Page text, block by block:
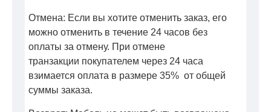
Отмена: Если вы хотите отменить заказ, его
можно отменить в течение 24 часов без
оплаты за отмену. При отмене
транзакции покупателем через 24 часа
взимается оплата в размере 35% от общей
суммы заказа.